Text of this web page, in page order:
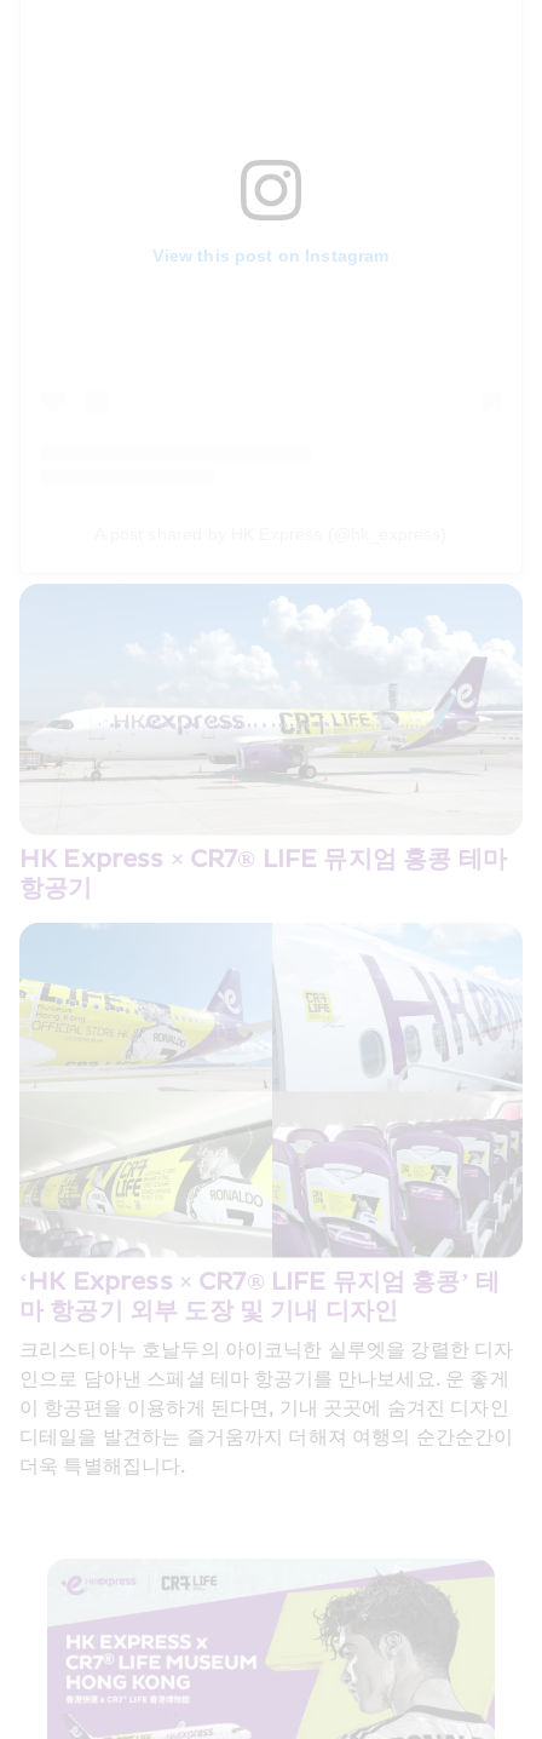
View this post on Instagram
HK Express × CR7® LIFE 뮤지엄 홍콩 테마
항공기
‘HK Express × CR7® LIFE 뮤지엄 홍콩’ 테
마 항공기 외부 도장 및 기내 디자인
크리스티아누 호날두의 아이코닉한 실루엣을 강렬한 디자
인으로 담아낸 스페셜 테마 항공기를 만나보세요. 운 좋게
이 항공편을 이용하게 된다면, 기내 곳곳에 숨겨진 디자인
디테일을 발견하는 즐거움까지 더해져 여행의 순간순간이
더욱 특별해집니다.